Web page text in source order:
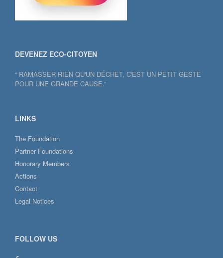
DEVENEZ ECO-CITOYEN
“ RAMASSER RIEN QU'UN DÉCHET, C'EST UN PETIT GESTE
POUR UNE GRANDE CAUSE.”
LINKS
The Foundation
Partner Foundations
Honorary Members
Actions
Contact
Legal Notices
FOLLOW US